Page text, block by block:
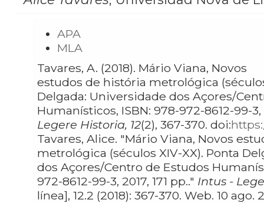
APA
MLA
Tavares, A. (2018). Mário Viana, Novos
estudos de história metrológica
Delgada: Universidade dos Açores/
Humanísticos, ISBN: 978-972-8612-99-3,
Legere Historia, 12
(2), 367-370. doi:
Tavares, Alice. "Mário Viana, Novos estudos de história
metrológica (séculos XIV-XX). Ponta
dos Açores/Centro de Estudos
972-8612-99-3, 2017, 171 pp.." Intus -
línea], 12.2 (2018): 367-370. Web. 10 ago.